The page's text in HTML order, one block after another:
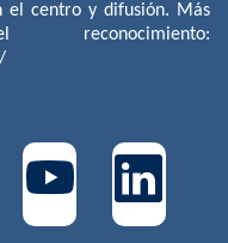
el centro y difusión. Más